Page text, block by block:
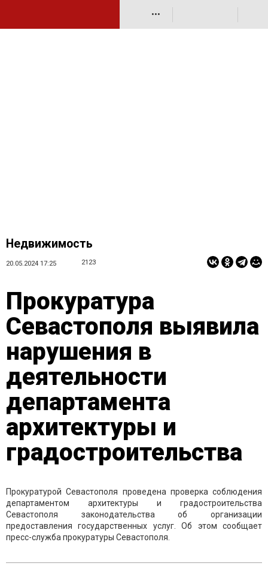
•••
Недвижимость
20.05.2024 17:25 2123
Прокуратура
Севастополя выявила
нарушения в
деятельности
департамента
архитектуры и
градостроительства
Прокуратурой Севастополя проведена проверка соблюдения
департаментом архитектуры и градостроительства
Севастополя законодательства об организации
предоставления государственных услуг. Об этом сообщает
пресс-служба прокуратуры Севастополя.